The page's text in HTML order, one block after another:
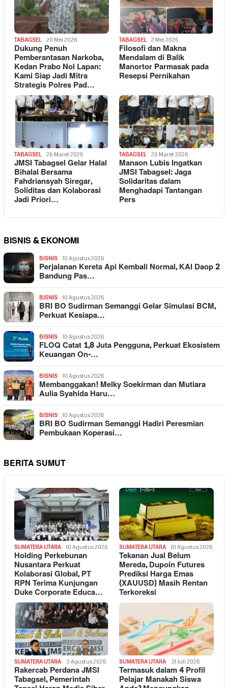
TABAGSEL 20 Mei 2026
Dukung Penuh
Pemberantasan Narkoba,
Kedan Prabo Nol Lapan:
Kami Siap Jadi Mitra
Strategis Polres Pad…
TABAGSEL 2 Mei 2026
Filosofi dan Makna
Mendalam di Balik
Manortor Parmasak pada
Resepsi Pernikahan
TABAGSEL 26 Maret 2026
JMSI Tabagsel Gelar Halal
Bihalal Bersama
Fahdriansyah Siregar,
Soliditas dan Kolaborasi
Jadi Priori…
TABAGSEL 26 Maret 2026
Manaon Lubis Ingatkan
JMSI Tabagsel: Jaga
Solidaritas dalam
Menghadapi Tantangan
Pers
BISNIS & EKONOMI
BISNIS 10 Agustus 2026
Perjalanan Kereta Api Kembali Normal, KAI Daop 2
Bandung Pas…
BISNIS 10 Agustus 2026
BRI BO Sudirman Semanggi Gelar Simulasi BCM,
Perkuat Kesiapa…
BISNIS 10 Agustus 2026
FLOQ Catat 1,8 Juta Pengguna, Perkuat Ekosistem
Keuangan On-…
BISNIS 10 Agustus 2026
Membanggakan! Melky Soekirman dan Mutiara
Aulia Syahida Haru…
BISNIS 10 Agustus 2026
BRI BO Sudirman Semanggi Hadiri Peresmian
Pembukaan Koperasi…
BERITA SUMUT
SUMATERA UTARA 10 Agustus 2026
Holding Perkebunan
Nusantara Perkuat
Kolaborasi Global, PT
RPN Terima Kunjungan
Duke Corporate Educa…
SUMATERA UTARA 10 Agustus 2026
Tekanan Jual Belum
Mereda, Dupoin Futures
Prediksi Harga Emas
(XAUUSD) Masih Rentan
Terkoreksi
SUMATERA UTARA 3 Agustus 2026
Rakercab Perdana JMSI
Tabagsel, Pemerintah
SUMATERA UTARA 31 Juli 2026
Termasuk dalam 4 Profil
Pelajar Manakah Siswa